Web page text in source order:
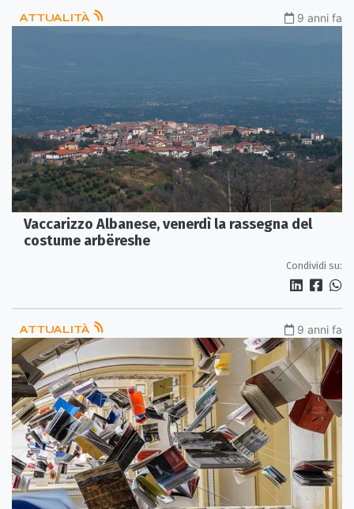
ATTUALITÀ 9 anni fa
Vaccarizzo Albanese, venerdì la rassegna del
costume arbëreshe
Condividi su:
ATTUALITÀ 9 anni fa